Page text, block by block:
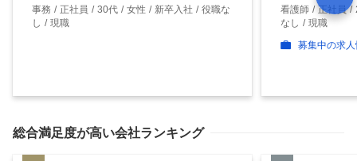
事務
正社員 30代 女性 新卒入社
役職な
し
現職
看護師
正社員
なし
現職
募集中の求
総合満足度が高い会社ランキング